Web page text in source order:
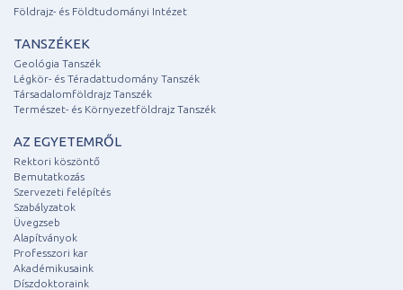
Földrajz- és Földtudományi Intézet
TANSZÉKEK
Geológia Tanszék
Légkör- és Téradattudomány Tanszék
Társadalomföldrajz Tanszék
Természet- és Környezetföldrajz Tanszék
AZ EGYETEMRŐL
Rektori köszöntő
Bemutatkozás
Szervezeti felépítés
Szabályzatok
Üvegzseb
Alapítványok
Professzori kar
Akadémikusaink
Díszdoktoraink